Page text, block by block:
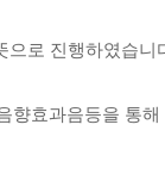
으로 진행하였습니
효과음등을 통